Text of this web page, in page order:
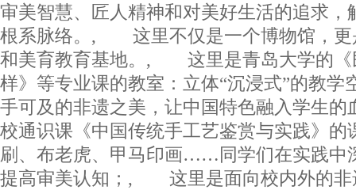
审美智慧、匠人精神和对美好生活的追求，
根系脉络。, 这里不仅是一个博物馆，更
和美育教育基地。, 这里是青岛大学的《
样》等专业课的教室：立体“沉浸式”的教学
手可及的非遗之美，让中国特色融入学
校通识课《中国传统手工艺鉴赏与实践》的
刷、布老虎、甲马印画……同学们在实践中
提高审美认知；, 这里是面向校内外的非